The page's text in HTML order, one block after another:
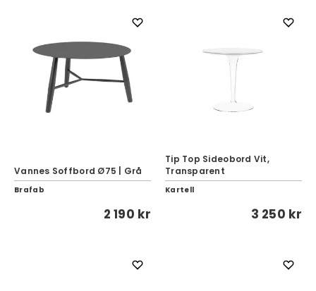
Vannes Soffbord Ø75 | Grå
Brafab
2 190 kr
Tip Top Sideobord Vit,
Transparent
Kartell
3 250 kr